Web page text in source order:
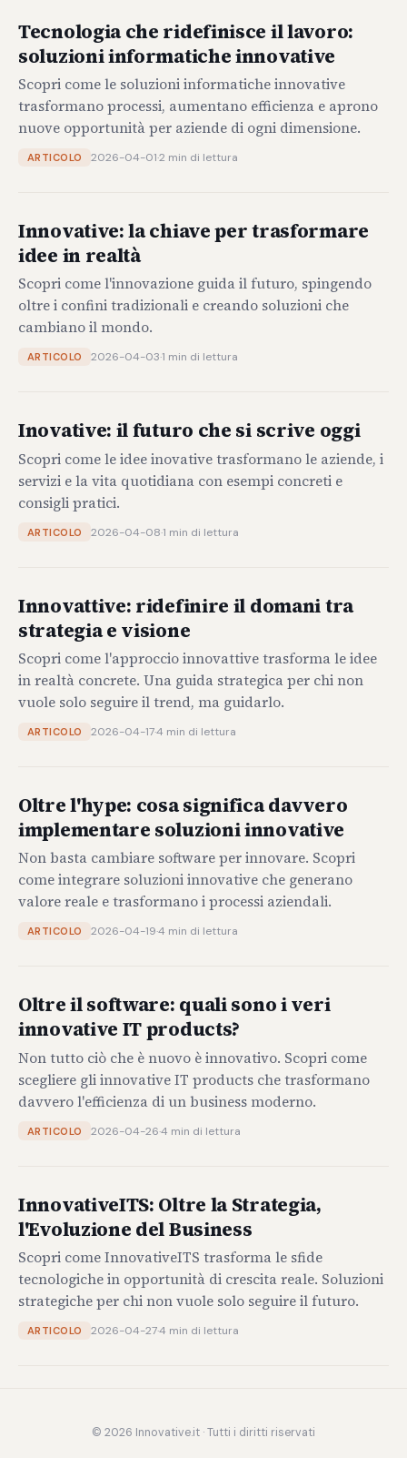
Tecnologia che ridefinisce il lavoro:
soluzioni informatiche innovative
Scopri come le soluzioni informatiche innovative
trasformano processi, aumentano efficienza e aprono
nuove opportunità per aziende di ogni dimensione.
ARTICOLO 2026-04-01·2 min di lettura
Innovative: la chiave per trasformare
idee in realtà
Scopri come l'innovazione guida il futuro, spingendo
oltre i confini tradizionali e creando soluzioni che
cambiano il mondo.
ARTICOLO 2026-04-03·1 min di lettura
Inovative: il futuro che si scrive oggi
Scopri come le idee inovative trasformano le aziende, i
servizi e la vita quotidiana con esempi concreti e
consigli pratici.
ARTICOLO 2026-04-08·1 min di lettura
Innovattive: ridefinire il domani tra
strategia e visione
Scopri come l'approccio innovattive trasforma le idee
in realtà concrete. Una guida strategica per chi non
vuole solo seguire il trend, ma guidarlo.
ARTICOLO 2026-04-17·4 min di lettura
Oltre l'hype: cosa significa davvero
implementare soluzioni innovative
Non basta cambiare software per innovare. Scopri
come integrare soluzioni innovative che generano
valore reale e trasformano i processi aziendali.
ARTICOLO 2026-04-19·4 min di lettura
Oltre il software: quali sono i veri
innovative IT products?
Non tutto ciò che è nuovo è innovativo. Scopri come
scegliere gli innovative IT products che trasformano
davvero l'efficienza di un business moderno.
ARTICOLO 2026-04-26·4 min di lettura
InnovativeITS: Oltre la Strategia,
l'Evoluzione del Business
Scopri come InnovativeITS trasforma le sfide
tecnologiche in opportunità di crescita reale. Soluzioni
strategiche per chi non vuole solo seguire il futuro.
ARTICOLO 2026-04-27·4 min di lettura
© 2026 Innovative.it · Tutti i diritti riservati